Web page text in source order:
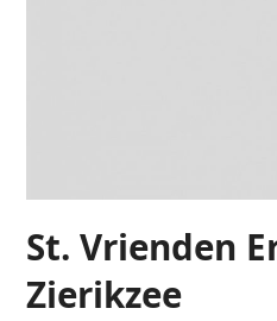
St. Vrienden
Zierikzee